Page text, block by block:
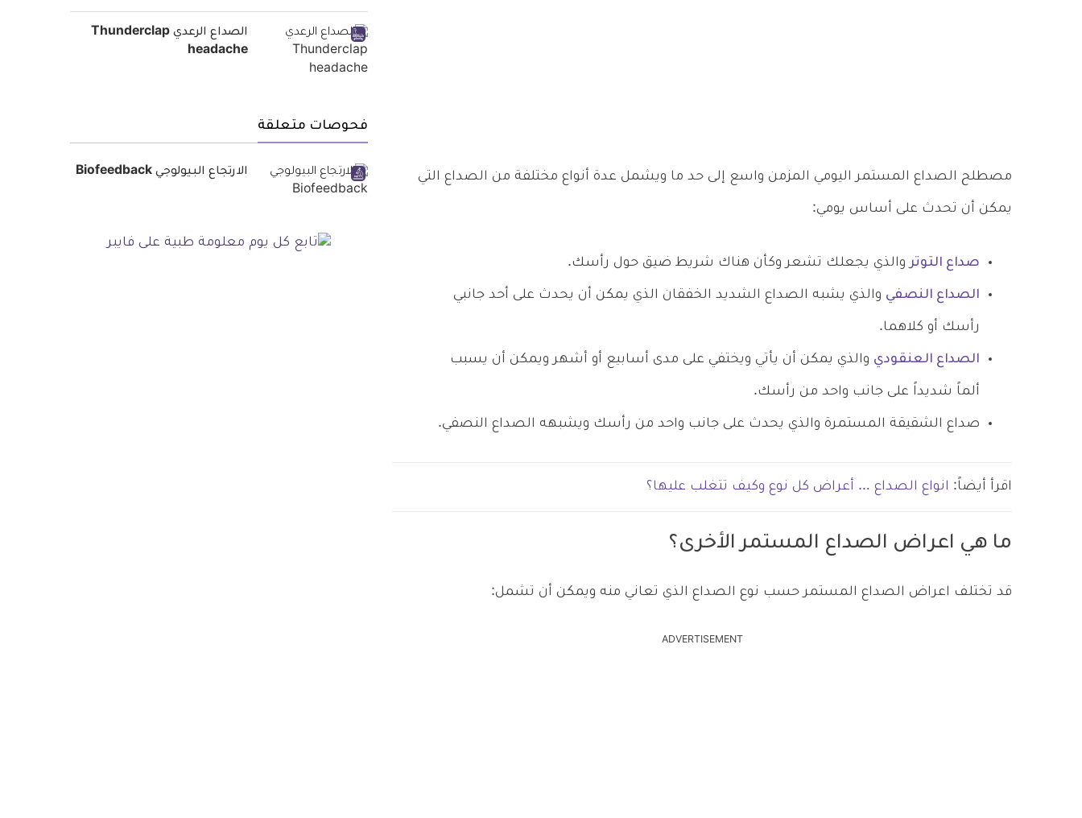
مصطلح الصداع المستمر اليومي المزمن واسع إلى حد ما ويشمل عدة أنواع مختلفة من الصداع التي
يمكن أن تحدث على أساس يومي:
صداع التوتر والذي يجعلك تشعر وكأن هناك شريط ضيق حول رأسك.
الصداع النصفي والذي يشبه الصداع الشديد الخفقان الذي يمكن أن يحدث على أحد جانبي
رأسك أو كلاهما.
الصداع العنقودي والذي يمكن أن يأتي ويختفي على مدى أسابيع أو أشهر ويمكن أن يسبب
ألماً شديداً على جانب واحد من رأسك.
صداع الشقيقة المستمرة والذي يحدث على جانب واحد من رأسك ويشبهه الصداع النصفي.
اقرأ أيضاً: انواع الصداع … أعراض كل نوع وكيف تتغلب عليها؟
ما هي اعراض الصداع المستمر الأخرى؟
قد تختلف اعراض الصداع المستمر حسب نوع الصداع الذي تعاني منه ويمكن أن تشمل:
ADVERTISEMENT
الصداع الرعدي Thunderclap
headache
فحوصات متعلقة
الارتجاع البيولوجي Biofeedback